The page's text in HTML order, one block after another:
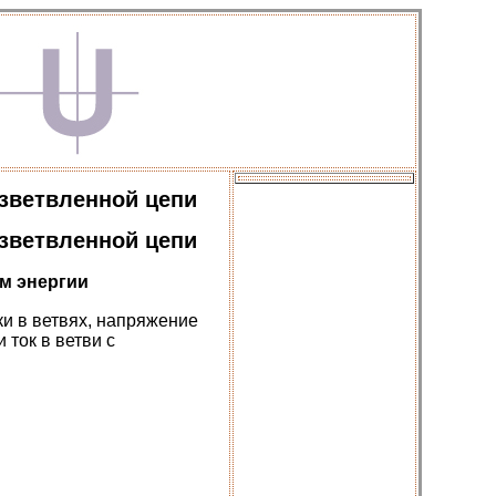
цепи
цепи
энергии
в ветвях, напряжение
в ветви с